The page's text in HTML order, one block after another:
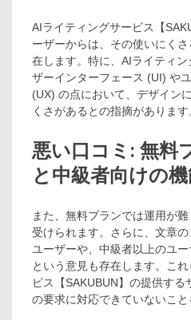
AIライティングサービス【
ーザーからは、その使いにく
在します。特に、AIライティ
ザーインターフェース (UI) や
(UX) の点において、デザイン
くさがあるとの指摘があります
悪い口コミ: 無料
と中級者向けの
また、無料プランでは運用が
受けられます。さらに、文章
ユーザーや、中級者以上のユ
という意見も存在します。こ
ビス【SAKUBUN】の提供す
の要求に対応できていないこと